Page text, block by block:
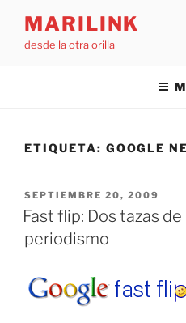
contenido
MARILINK
desde la otra orilla
ETIQUETA: GOOGLE
PUBLICADO
EL
SEPTIEMBRE 20, 2009
Fast flip: Dos tazas
periodismo